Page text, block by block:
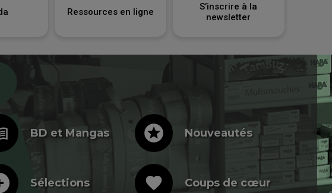
Ressources en ligne
S’inscrire à la
newsletter
BD et Mangas stars Nouveautés
Sélections favorite Coups de cœur